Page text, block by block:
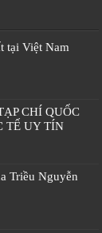
tại Việt Nam
CHÍ QUỐC
TẾ UY TÍN
Triều Nguyễn